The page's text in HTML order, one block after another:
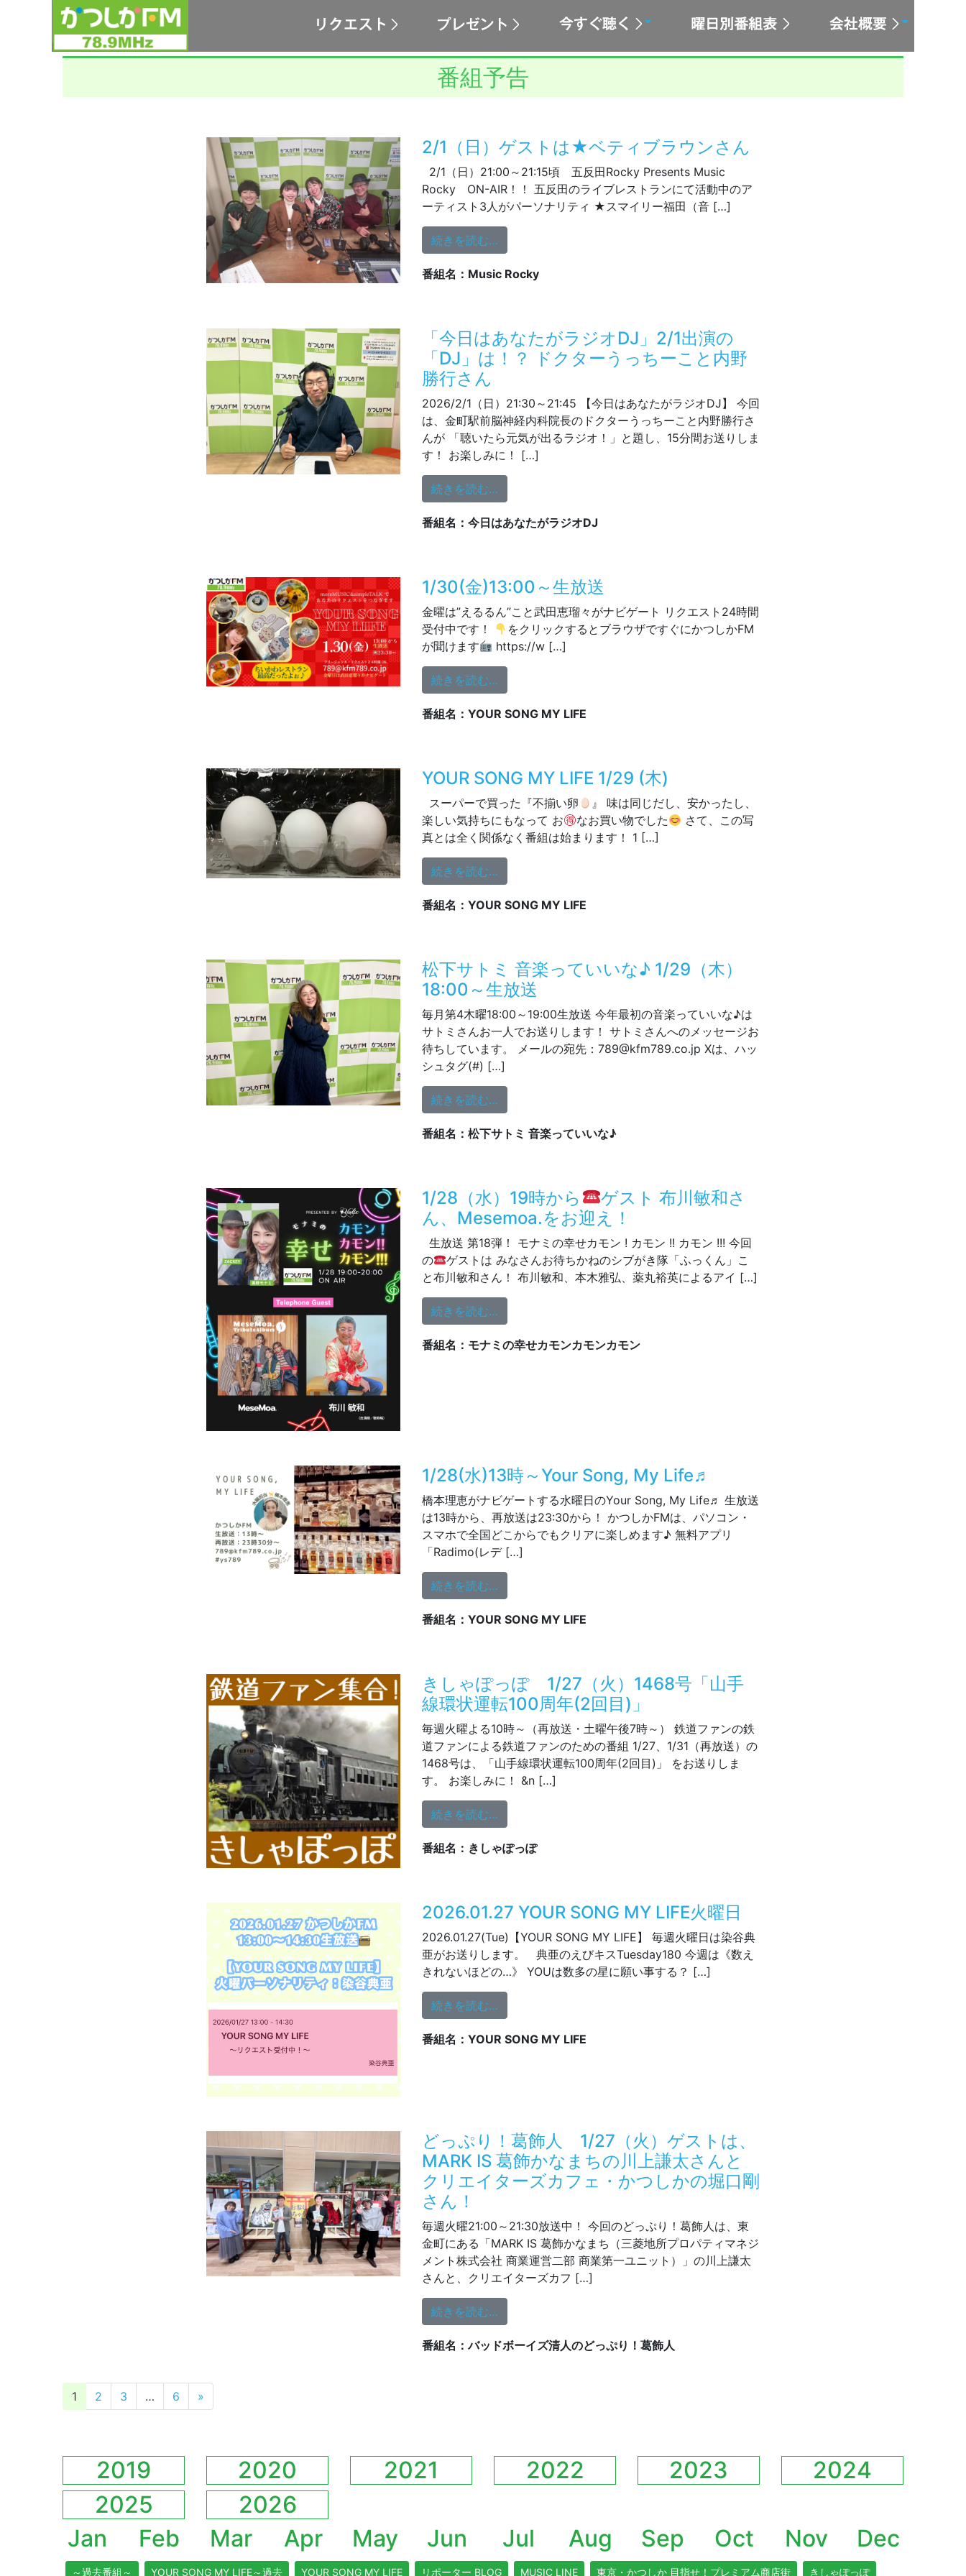
番組予告
2/1（日）ゲストは★ベティブラウンさん
2/1（日）21:00～21:15頃 五反田Rocky Presents Music
Rocky ON-AIR！！ 五反田のライブレストランにて活動中のア
ーティスト3人がパーソナリティ ★スマイリー福田（音 […]
続きを読む…
番組名：Music Rocky
「今日はあなたがラジオDJ」2/1出演の
「DJ」は！？ ドクターうっちーこと内野
勝行さん
2026/2/1（日）21:30～21:45 【今日はあなたがラジオDJ】 今回
は、金町駅前脳神経内科院長のドクターうっちーこと内野勝行さ
んが 「聴いたら元気が出るラジオ！」と題し、15分間お送りしま
す！ お楽しみに！ […]
続きを読む…
番組名：今日はあなたがラジオDJ
1/30(金)13:00～生放送
金曜は”えるるん”こと武田恵瑠々がナビゲート リクエスト24時間
受付中です！
をクリックするとブラウザですぐにかつしかFM
が聞けます
https://w […]
続きを読む…
番組名：YOUR SONG MY LIFE
YOUR SONG MY LIFE 1/29 (木)
スーパーで買った『不揃い卵
』 味は同じだし、安かったし、
楽しい気持ちにもなって お
なお買い物でした
さて、この写
真とは全く関係なく番組は始まります！ 1 […]
続きを読む…
番組名：YOUR SONG MY LIFE
松下サトミ 音楽っていいな♪ 1/29（木）
18:00～生放送
毎月第4木曜18:00～19:00生放送 今年最初の音楽っていいな♪は
サトミさんお一人でお送りします！ サトミさんへのメッセージお
待ちしています。 メールの宛先：789@kfm789.co.jp Xは、ハッ
シュタグ(#) […]
続きを読む…
番組名：松下サトミ 音楽っていいな♪
1/28（水）19時から
ゲスト 布川敏和さ
ん、Mesemoa.をお迎え！
生放送 第18弾！ モナミの幸せカモン ! カモン !! カモン !!! 今回
の
ゲストは みなさんお待ちかねのシブがき隊「ふっくん」こ
と布川敏和さん！ 布川敏和、本木雅弘、薬丸裕英によるアイ […]
続きを読む…
番組名：モナミの幸せカモンカモンカモン
1/28(水)13時～Your Song, My Life♬
橋本理恵がナビゲートする水曜日のYour Song, My Life♬ 生放送
は13時から、再放送は23:30から！ かつしかFMは、パソコン・
スマホで全国どこからでもクリアに楽しめます♪ 無料アプリ
「Radimo(レデ […]
続きを読む…
番組名：YOUR SONG MY LIFE
きしゃぽっぽ 1/27（火）1468号「山手
線環状運転100周年(2回目)」
毎週火曜よる10時～（再放送・土曜午後7時～） 鉄道ファンの鉄
道ファンによる鉄道ファンのための番組 1/27、1/31（再放送）の
1468号は、「山手線環状運転100周年(2回目)」 をお送りしま
す。 お楽しみに！ &n […]
続きを読む…
番組名：きしゃぽっぽ
2026.01.27 YOUR SONG MY LIFE火曜日
2026.01.27(Tue)【YOUR SONG MY LIFE】 毎週火曜日は染谷典
亜がお送りします。 典亜のえびキスTuesday180 今週は《数え
きれないほどの…》 YOUは数多の星に願い事する？ […]
続きを読む…
番組名：YOUR SONG MY LIFE
どっぷり！葛飾人 1/27（火）ゲストは、
MARK IS 葛飾かなまちの川上謙太さんと
クリエイターズカフェ・かつしかの堀口剛
さん！
毎週火曜21:00～21:30放送中！ 今回のどっぷり！葛飾人は、東
金町にある「MARK IS 葛飾かなまち（三菱地所プロパティマネジ
メント株式会社 商業運営二部 商業第一ユニット）」の川上謙太
さんと、クリエイターズカフ […]
続きを読む…
番組名：バッドボーイズ清人のどっぷり！葛飾人
投稿ナビゲーション
1 2 3 … 6 »
2019 2020 2021 2022 2023
2024
2025
2026
Jan
Feb Mar Apr May Jun Jul Aug Sep Oct Nov Dec
～過去番組～ YOUR SONG MY LIFE～過去 YOUR SONG MY LIFE リポーター BLOG MUSIC LINE 東京・かつしか 目指せ！プレミアム商店街 きしゃぽっぽ